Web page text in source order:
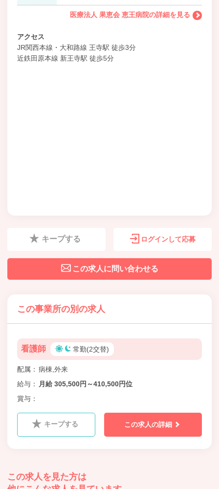
医療法人 果恵会 恵王病院の詳細を見る
アクセス
JR関西本線・大和路線 王寺駅 徒歩3分
近鉄田原本線 新王寺駅 徒歩5分
キープする ログインして応募
この求人に問い合わせる
この事業所の別の求人
看護師 常勤(2交替)
配属
病棟,外来
給与
月給 305,500円～410,500円位
賞与
キープする この求人の詳細
この求人を見た方は